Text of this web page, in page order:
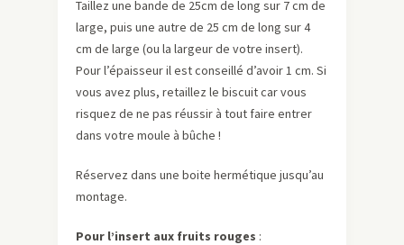
Taillez une bande de 25cm de long sur 7 cm de
large, puis une autre de 25 cm de long sur 4
cm de large (ou la largeur de votre insert).
Pour l’épaisseur il est conseillé d’avoir 1 cm. Si
vous avez plus, retaillez le biscuit car vous
risquez de ne pas réussir à tout faire entrer
dans votre moule à bûche !
Réservez dans une boite hermétique jusqu’au
montage.
Pour l’insert aux fruits rouges :